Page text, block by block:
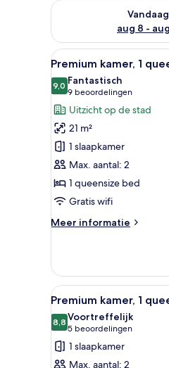
Vandaag
aug 8 -
De beschikbaarheid
Alle
foto's
voor
Premium
kamer,
1
queensize
bed,
uitzicht
op
stad
9
Premium kamer, 1
9,09,0 van 10
Fantastisch
9 beoordelingen
(9
beoordelingen)
Uitzicht op de stad
21 m²
1 slaapkamer
Max. aantal: 2
1 queensize bed
Gratis wifi
Meer informatie
Meer
kamer,
queensize
bed,
uitzicht
stad
Alle
foto's
voor
Premium
kamer,
5
Premium kamer, 1
8,88,8 van 10
Voortreffelijk
5 beoordelingen
(5
beoordelingen)
1 slaapkamer
Max. aantal: 2